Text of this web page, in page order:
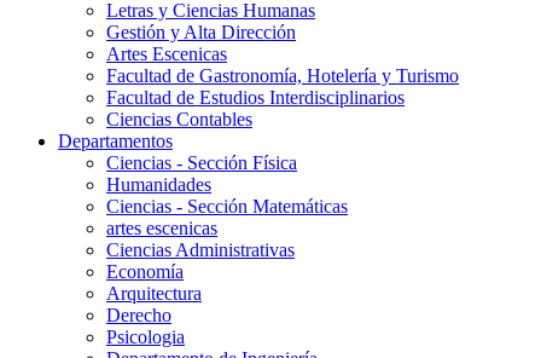
Letras y Ciencias Humanas
Gestión y Alta Dirección
Artes Escenicas
Facultad de Gastronomía, Hotelería y Turismo
Facultad de Estudios Interdisciplinarios
Ciencias Contables
Departamentos
Ciencias - Sección Física
Humanidades
Ciencias - Sección Matemáticas
artes escenicas
Ciencias Administrativas
Economía
Arquitectura
Derecho
Psicologia